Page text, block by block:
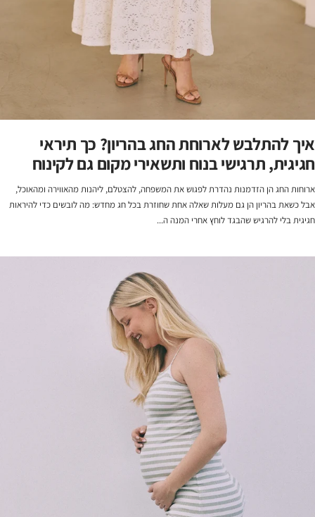
איך להתלבש לארוחת החג בהריון? כך תיראי
חגיגית, תרגישי בנוח ותשאירי מקום גם לקינוח
ארוחות החג הן הזדמנות נהדרת לפגוש את המשפחה, להצטלם, ליהנות מהאווירה ומהאוכל,
אבל כשאת בהריון הן גם מעלות שאלה אחת שחוזרת בכל חג מחדש: מה לובשים כדי להיראות
חגיגית בלי להרגיש שהבגד לוחץ אחרי המנה ה...